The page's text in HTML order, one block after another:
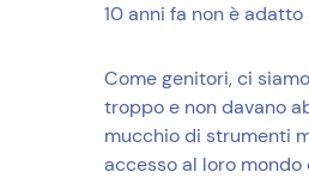
10 anni fa non è
Come genitori, ci
troppo e non davano
mucchio di strumenti
accesso al loro